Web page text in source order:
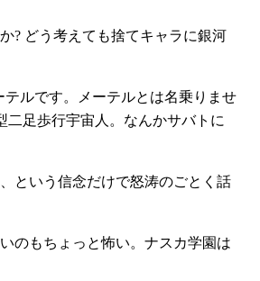
? どう考えても捨てキャラに銀河
ルです。メーテルとは名乗りませ
足歩行宇宙人。なんかサバトに
という信念だけで怒涛のごとく話
のもちょっと怖い。ナスカ学園は